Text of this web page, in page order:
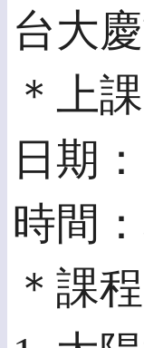
台大
＊上
日期
時間
＊課